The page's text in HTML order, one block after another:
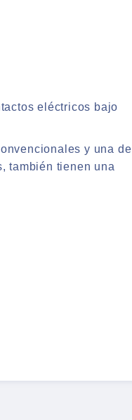
eléctricos bajo
y una de
también tienen una